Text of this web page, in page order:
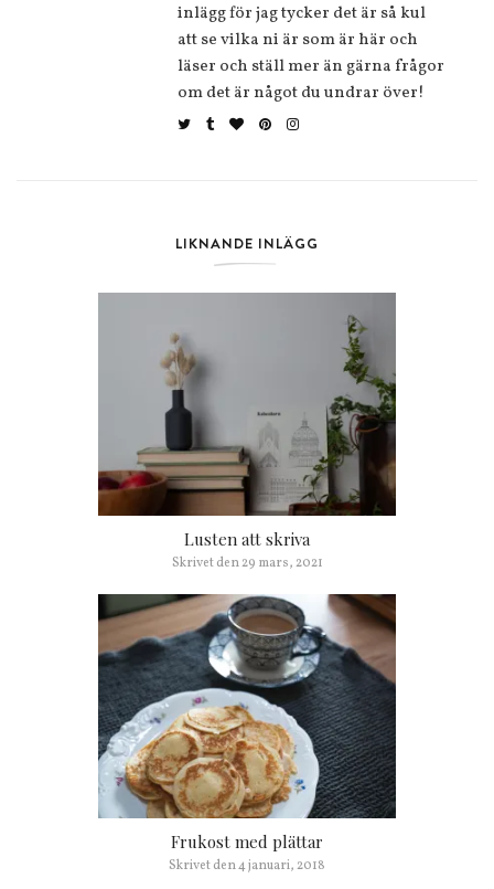
inlägg för jag tycker det är så kul
att se vilka ni är som är här och
läser och ställ mer än gärna frågor
om det är något du undrar över!
LIKNANDE INLÄGG
Lusten att skriva
Skrivet den29 mars, 2021
Frukost med plättar
Skrivet den4 januari, 2018